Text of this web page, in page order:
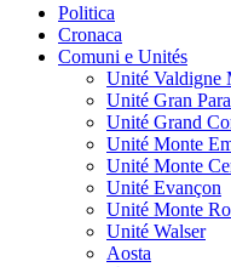
Politica
Cronaca
Comuni e Unités
Unité Valdigne
Unité Gran
Unité Grand
Unité Monte
Unité Monte
Unité Evançon
Unité Monte
Unité Walser
Aosta